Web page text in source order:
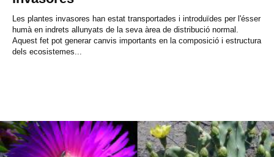
Les plantes invasores han estat transportades i introduïdes per l'ésser
humà en indrets allunyats de la seva àrea de distribució normal.
Aquest fet pot generar canvis importants en la composició i estructura
dels ecosistemes...